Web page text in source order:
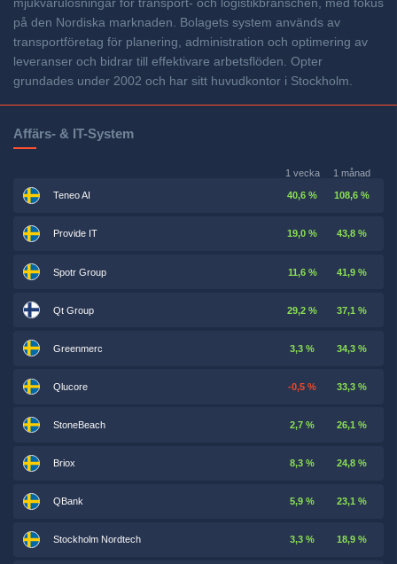
mjukvarulösningar för transport- och logistikbranschen, med fokus
på den Nordiska marknaden. Bolagets system används av
transportföretag för planering, administration och optimering av
leveranser och bidrar till effektivare arbetsflöden. Opter
grundades under 2002 och har sitt huvudkontor i Stockholm.
Affärs- & IT-System
1 vecka 1 månad
Teneo AI 40,6 % 108,6 %
Provide IT 19,0 % 43,8 %
Spotr Group 11,6 % 41,9 %
Qt Group 29,2 % 37,1 %
Greenmerc 3,3 % 34,3 %
Qlucore -0,5 % 33,3 %
StoneBeach 2,7 % 26,1 %
Briox 8,3 % 24,8 %
QBank 5,9 % 23,1 %
Stockholm Nordtech 3,3 % 18,9 %